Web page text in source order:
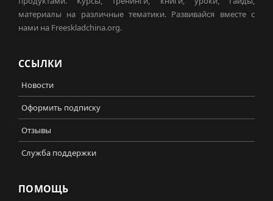
материалы на различные тематики. Развивайся вместе с
нами на Freeskladchina.org.
ССЫЛКИ
Новости
Оформить подписку
Отзывы
Служба поддержки
ПОМОЩЬ